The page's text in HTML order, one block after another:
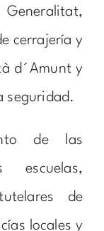
cerrajería y
d´Amunt y
seguridad.
de las
escuelas,
de
locales y